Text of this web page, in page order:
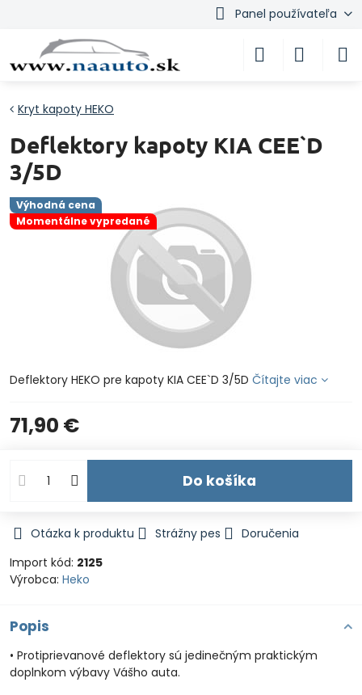
Panel používateľa
Výhodná cena
Momentálne vypredané
Kryt kapoty HEKO
Deflektory kapoty KIA CEE`D
3/5D
Deflektory HEKO pre kapoty KIA CEE`D 3/5D Čítajte viac
71,90 €
Do košíka
Otázka k produktu Strážny pes
Doručenia
Import kód: 2125
Výrobca: Heko
Popis
• Protiprievanové deflektory sú jedinečným praktickým
doplnkom výbavy Vášho auta.